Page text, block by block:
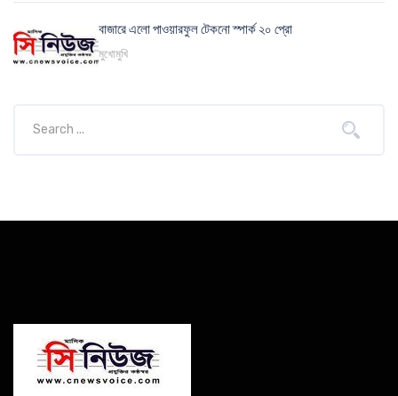
বাজারে এলো পাওয়ারফুল টেকনো স্পার্ক ২০ প্রো
মুখোমুখি